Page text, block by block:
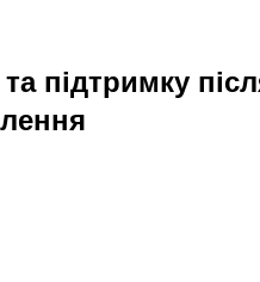
підтримку